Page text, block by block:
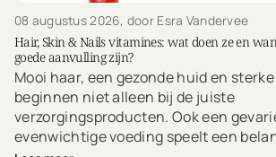
08 augustus 2026, door Esra Vandervee
Hair, Skin & Nails vitamines: wat doen ze en
goede aanvulling zijn?
Mooi haar, een gezonde huid en
beginnen niet alleen bij de juiste
verzorgingsproducten. Ook een
evenwichtige voeding speelt een